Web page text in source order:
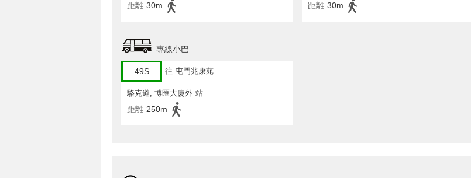
距離 30m 距離 30m
專線小巴
49S 往 屯門兆康苑
駱克道, 博匯大廈外 站
距離 250m